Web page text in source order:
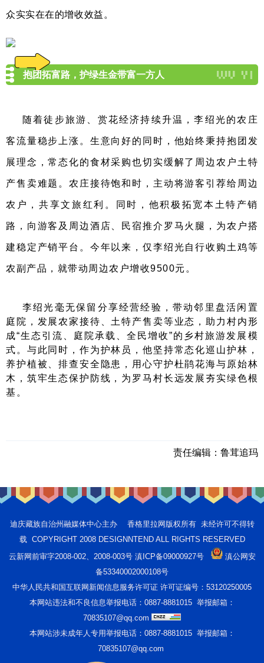
众实实在在的增收效益。
抱团拓富路，护绿生金带富一方人
随着徒步旅游、赏花经济持续升温，李绍光的农庄
客流量稳步上涨。生意向好的同时，他始终秉持抱团发
展理念，常态化的食材采购也切实缓解了周边农户土特
产售卖难题。农庄接待饱和时，主动将游客引荐给周边
农户，共享文旅红利。同时，他积极拓宽本土特产销
路，向游客及周边酒店、民宿推介罗马火腿，为农户搭
建稳定产销平台。今年以来，仅李绍光自行收购土鸡等
农副产品，就带动周边农户增收9500元。
李绍光毫无保留分享经营经验，带动邻里盘活闲置
庭院，发展农家接待、土特产售卖等业态，助力村内形
成“生态引流、庭院承载、全民增收”的乡村旅游发展模
式。与此同时，作为护林员，他坚持常态化巡山护林，
养护植被、排查安全隐患，用心守护杜鹃花海与原始林
木，筑牢生态保护防线，为罗马村长远发展夯实绿色根
基。
责任编辑： 鲁茸追玛
迪庆藏族自治州融媒体中心主办 香格里拉网版权所有 未经许可不得转
载 COPYRIGHT 2008 DESIGNNTEND ALL RIGHTS RESERVED
云新网前审字2008-002、2008-003号 滇ICP备09000927号
滇公网安
备53340002000108号
中华人民共和国互联网新闻信息服务许可证 许可证编号：53120250005
本网站违法和不良信息举报电话：0887-8881015 举报邮箱：
70835107@qq.com
本网站涉未成年人专用举报电话：0887-8881015 举报邮箱：
70835107@qq.com